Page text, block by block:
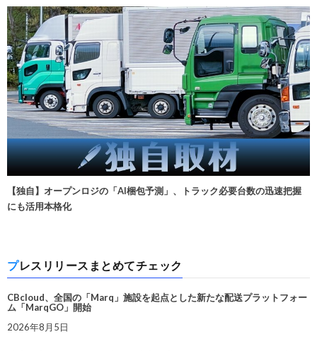
【独自】オープンロジの「AI梱包予測」、トラック必要台数の迅速把握
にも活用本格化
プレスリリースまとめてチェック
CBcloud、全国の「Marq」施設を起点とした新たな配送プラットフォー
ム「MarqGO」開始
2026年8月5日